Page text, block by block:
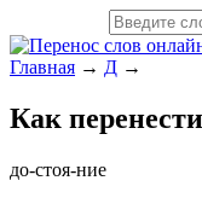
Главная → Д →
Как
до-стоя-ние